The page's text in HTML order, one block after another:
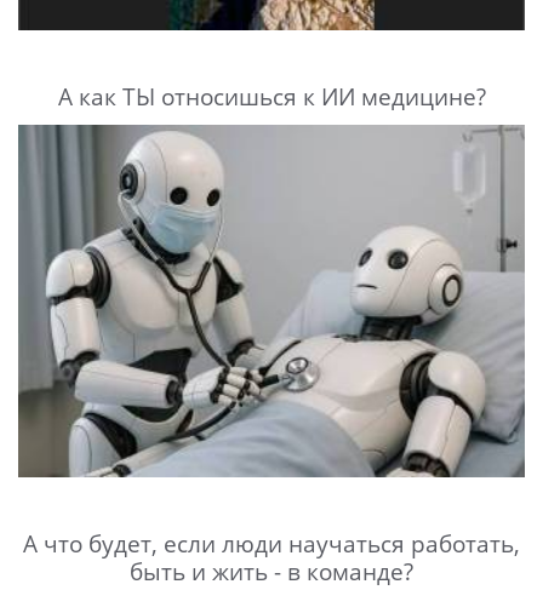
А как ТЫ относишься к ИИ медицине?
А что будет, если люди научаться работать,
быть и жить - в команде?